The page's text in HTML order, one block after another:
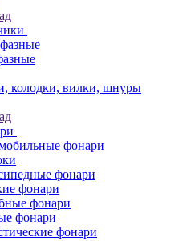
колодки, вилки, шнуры
фонари
фонари
фонари
фонари
фонари
фонари